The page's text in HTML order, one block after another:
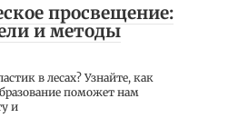
просвещение:
и методы
в лесах? Узнайте, как
поможет нам
и